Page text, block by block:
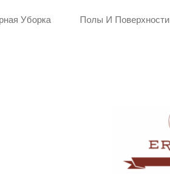
Уборка Полы И Поверхности